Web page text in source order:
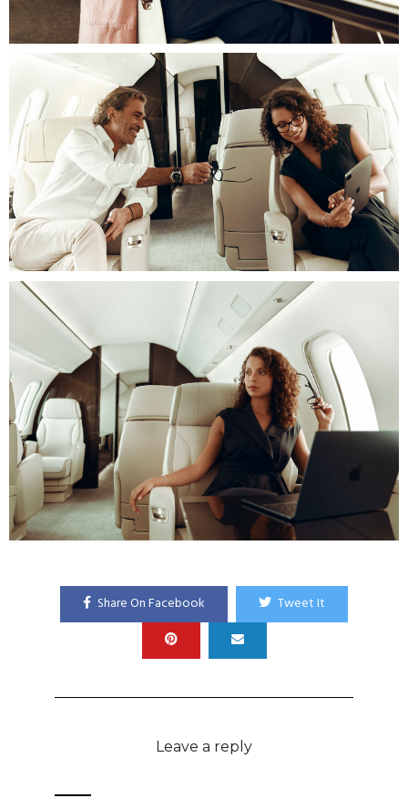
Share On Facebook Tweet It
Leave a reply